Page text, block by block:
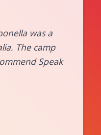
was a
The camp
Speak